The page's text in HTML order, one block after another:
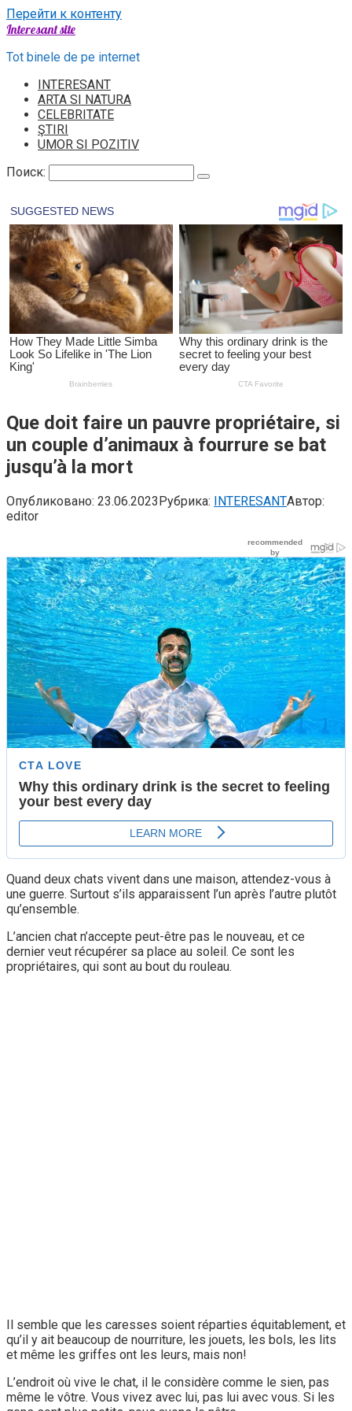
Перейти к контенту
Interesant site
Tot binele de pe internet
INTERESANT
ARTA SI NATURA
CELEBRITATE
ŞTIRI
UMOR SI POZITIV
Поиск:
Que doit faire un pauvre propriétaire, si
un couple d’animaux à fourrure se bat
jusqu’à la mort
Опубликовано: 23.06.2023Рубрика: INTERESANTАвтор:
editor
Quand deux chats vivent dans une maison, attendez-vous à
une guerre. Surtout s’ils apparaissent l’un après l’autre plutôt
qu’ensemble.
L’ancien chat n’accepte peut-être pas le nouveau, et ce
dernier veut récupérer sa place au soleil. Ce sont les
propriétaires, qui sont au bout du rouleau.
Il semble que les caresses soient réparties équitablement, et
qu’il y ait beaucoup de nourriture, les jouets, les bols, les lits
et même les griffes ont les leurs, mais non!
L’endroit où vive le chat, il le considère comme le sien, pas
même le vôtre. Vous vivez avec lui, pas lui avec vous. Si les